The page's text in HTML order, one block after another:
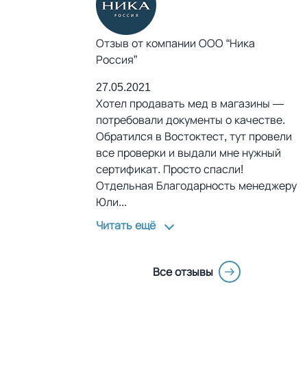
Отзыв от компании ООО “Ника
Россия”
27.05.2021
Хотел продавать мед в магазины —
потребовали документы о качестве.
Обратился в Востоктест, тут провели
все проверки и выдали мне нужный
сертификат. Просто спасли!
Отдельная Благодарность менеджеру
Юли...
Читать ещё
Все отзывы